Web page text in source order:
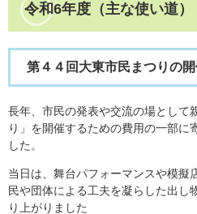
令和6年度（主な使い道）
第４４回大東市民まつりの
長年、市民の発表や交流の場として
り」を開催するための費用の一部に
した。
当日は、舞台パフォーマンスや模擬
民や団体による工夫を凝らした出し
り上がりました